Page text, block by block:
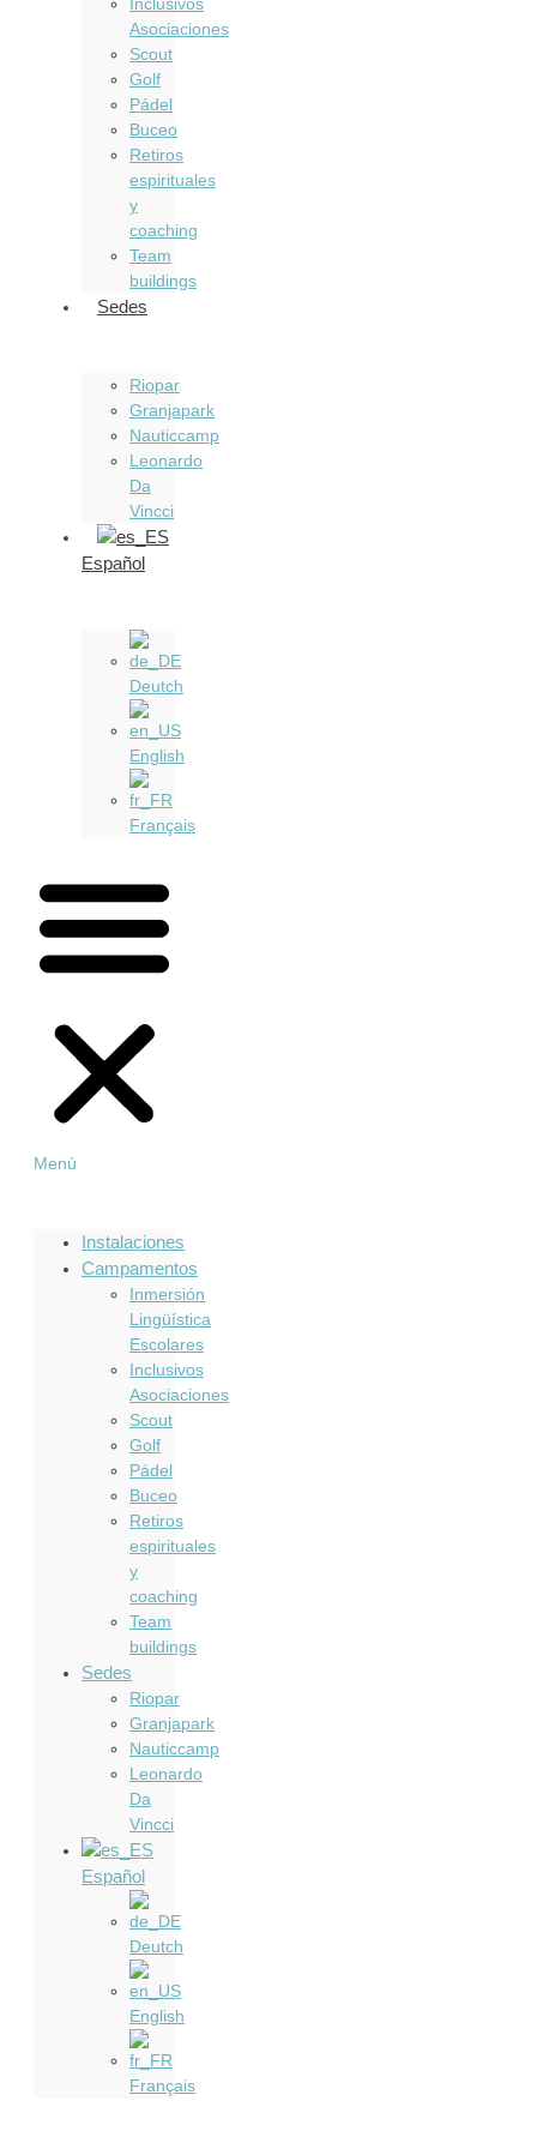
Asociaciones
Scout
Golf
Pádel
Buceo
Retiros
espirituales
y
coaching
Team
buildings
Sedes
Riopar
Granjapark
Nauticcamp
Leonardo
Da
Vincci
Español
Deutch
English
Français
Menú
Instalaciones
Campamentos
Inmersión
Lingüística
Escolares
Inclusivos
Asociaciones
Scout
Golf
Pádel
Buceo
Retiros
espirituales
y
coaching
Team
buildings
Sedes
Riopar
Granjapark
Nauticcamp
Leonardo
Da
Vincci
Español
Deutch
English
Français